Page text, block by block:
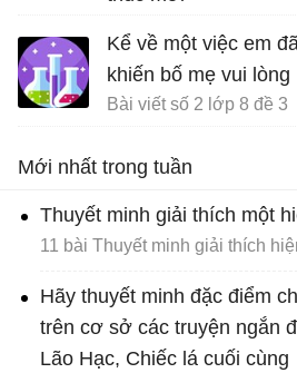
Kể về một việc em
khiến bố mẹ vui lòng
Bài viết số 2 lớp 8 đề 3
Mới nhất trong tuần
Thuyết minh giải thích một
11 bài Thuyết minh giải thích
Hãy thuyết minh đặc điểm
trên cơ sở các truyện ngắn
Lão Hạc, Chiếc lá cuối cùng